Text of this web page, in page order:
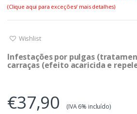
(Clique aqui para exceções/ mais detalhes)
Wishlist
Infestações por pulgas
carraças (efeito acaricida e
€37,90 (IVA 6% incluído)